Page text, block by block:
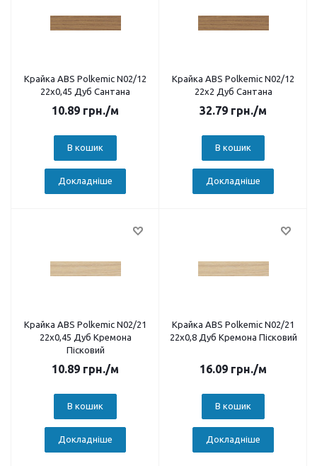
Крайка ABS Polkemic N02/12
22х0,45 Дуб Сантана
10.89 грн./м
В кошик
Докладніше
Крайка ABS Polkemic N02/12
22х2 Дуб Сантана
32.79 грн./м
В кошик
Докладніше
Крайка ABS Polkemic N02/21
22х0,45 Дуб Кремона
Пісковий
10.89 грн./м
В кошик
Докладніше
Крайка ABS Polkemic N02/21
22х0,8 Дуб Кремона Пісковий
16.09 грн./м
В кошик
Докладніше